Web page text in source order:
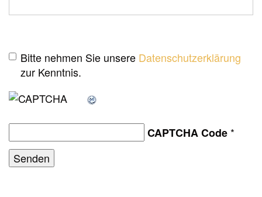
Bitte nehmen Sie unsere Datenschutzerklärung
zur Kenntnis.
CAPTCHA Code *